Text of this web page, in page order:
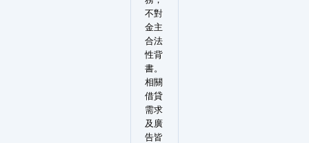
不對
金主
合法
性背
書。
相關
借貸
需求
及廣
告皆